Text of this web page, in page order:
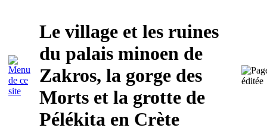
Le village et les ruines
du palais minoen de
Zakros, la gorge des
Morts et la grotte de
Pélékita en Crète